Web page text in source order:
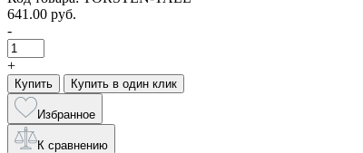
641.00 руб.
-
+
Купить Купить в один клик
Избранное
К сравнению